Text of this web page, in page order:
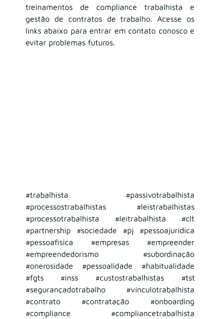
treinamentos de compliance trabalhista e
gestão de contratos de trabalho. Acesse os
links abaixo para entrar em contato conosco e
evitar problemas futuros.
#trabalhista
#passivotrabalhista
#processostrabalhistas
#leistrabalhistas
#processotrabalhista
#leitrabalhista
#clt
#partnership
#sociedade #pj
#pessoajuridica
#pessoafisica
#empresas
#empreender
#empreendedorismo
#subordinação
#onerosidade
#pessoalidade
#habitualidade
#fgts
#inss #custostrabalhistas
#tst
#segurançadotrabalho
#vínculotrabalhista
#contrato
#contratação
#onboarding
#compliance
#compliancetrabalhista